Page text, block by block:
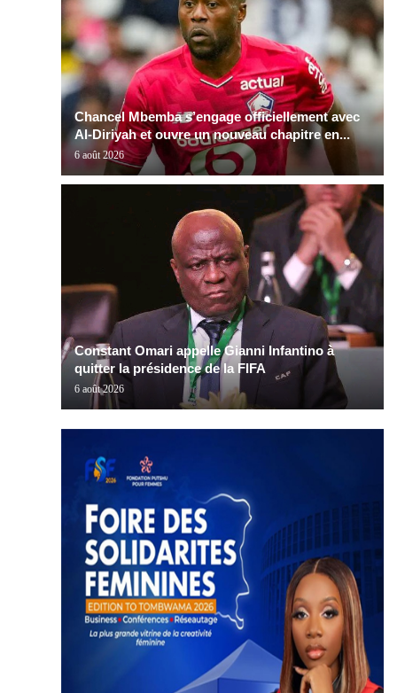
Chancel Mbemba s’engage officiellement avec
Al-Diriyah et ouvre un nouveau chapitre en...
6 août 2026
Constant Omari appelle Gianni Infantino à
quitter la présidence de la FIFA
6 août 2026